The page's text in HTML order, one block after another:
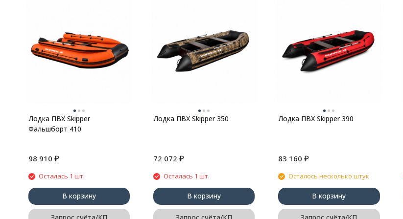
Лодка ПВХ Skipper
Фальшборт 410
98 910 ₽
Осталась 1 шт.
В корзину
Лодка ПВХ Skipper 350
72 072 ₽
Осталась 1 шт.
В корзину
Лодка ПВХ Skipper 390
83 160 ₽
Осталось несколько штук
В корзину